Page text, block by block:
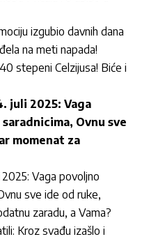
izgubio davnih dana
na meti napada!
stepeni Celzijusa! Biće i
juli 2025: Vaga
Ovnu sve
momenat za
Vaga povoljno
sve ide od ruke,
zaradu, a Vama?
Kroz svađu izašlo i